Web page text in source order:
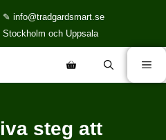
✎ info@tradgardsmart.se
och Uppsala
steg att